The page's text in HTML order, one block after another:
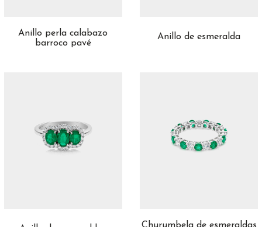
Anillo perla calabazo
barroco pavé
Anillo de esmeralda